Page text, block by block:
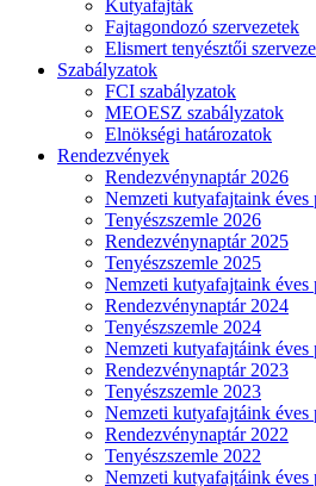
Kutyafajták
Fajtagondozó szervezetek
Elismert tenyésztői
Szabályzatok
FCI szabályzatok
MEOESZ szabályzatok
Elnökségi határozatok
Rendezvények
Rendezvénynaptár 2026
Nemzeti kutyafajtaink éves
Tenyészszemle 2026
Rendezvénynaptár 2025
Tenyészszemle 2025
Nemzeti kutyafajtaink éves
Rendezvénynaptár 2024
Tenyészszemle 2024
Nemzeti kutyafajtáink éves
Rendezvénynaptár 2023
Tenyészszemle 2023
Nemzeti kutyafajtáink éves
Rendezvénynaptár 2022
Tenyészszemle 2022
Nemzeti kutyafajtáink éves